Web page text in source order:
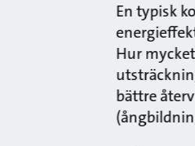
En typisk
Hur
bättre